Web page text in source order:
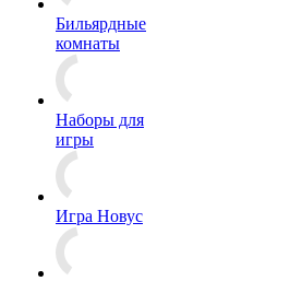
Бильярдные
комнаты
Наборы для
игры
Игра Новус